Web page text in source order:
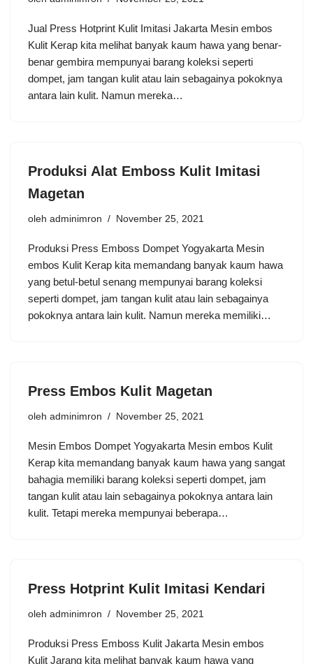
Jual Press Hotprint Kulit Imitasi Jakarta Mesin embos
Kulit Kerap kita melihat banyak kaum hawa yang benar-
benar gembira mempunyai barang koleksi seperti
dompet, jam tangan kulit atau lain sebagainya pokoknya
antara lain kulit. Namun mereka…
Produksi Alat Emboss Kulit Imitasi
Magetan
oleh adminimron November 25, 2021
Produksi Press Emboss Dompet Yogyakarta Mesin
embos Kulit Kerap kita memandang banyak kaum hawa
yang betul-betul senang mempunyai barang koleksi
seperti dompet, jam tangan kulit atau lain sebagainya
pokoknya antara lain kulit. Namun mereka memiliki…
Press Embos Kulit Magetan
oleh adminimron November 25, 2021
Mesin Embos Dompet Yogyakarta Mesin embos Kulit
Kerap kita memandang banyak kaum hawa yang sangat
bahagia memiliki barang koleksi seperti dompet, jam
tangan kulit atau lain sebagainya pokoknya antara lain
kulit. Tetapi mereka mempunyai beberapa…
Press Hotprint Kulit Imitasi Kendari
oleh adminimron November 25, 2021
Produksi Press Emboss Kulit Jakarta Mesin embos
Kulit Jarang kita melihat banyak kaum hawa yang